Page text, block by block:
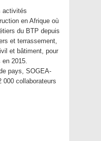
activités
en Afrique où
du BTP depuis
et terrassement,
et bâtiment, pour
en 2015.
pays, SOGEA-
000 collaborateurs